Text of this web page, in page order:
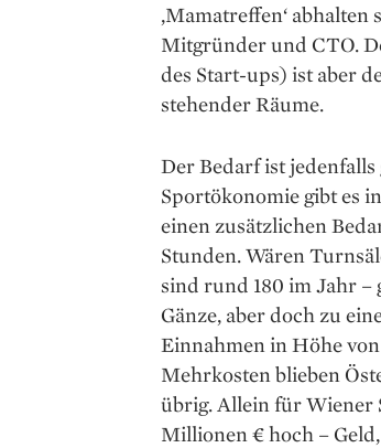
,Mamatreffen‘
Mitgründer und CTO.
des Start-ups) ist aber
stehender Räume.
Der Bedarf ist
Sportökonomie gibt es
einen ­zusätzlichen
Stunden. Wären
sind rund 180 im Jahr
Gänze, aber doch zu
Einnahmen in Höhe
Mehrkosten blieben
übrig. Allein für Wiener
Millionen € hoch –